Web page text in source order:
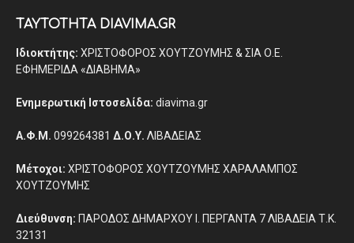
ΤΑΥΤΟΤΗΤΑ DIAVIMA.GR
Ιδιοκτήτης: ΧΡΙΣΤΟΦΟΡΟΣ ΧΟΥΤΖΟΥΜΗΣ & ΣΙΑ Ο.Ε.
ΕΦΗΜΕΡΙΔΑ «ΔΙΑΒΗΜΑ»
Ενημερωτική Ιστοσελίδα: diavima.gr
Α.Φ.Μ. 099264381 Δ.Ο.Υ. ΛΙΒΑΔΕΙΑΣ
Μέτοχοι: ΧΡΙΣΤΟΦΟΡΟΣ ΧΟΥΤΖΟΥΜΗΣ ΧΑΡΑΛΑΜΠΟΣ
ΧΟΥΤΖΟΥΜΗΣ
Διεύθυνση: ΠΑΡΟΔΟΣ ΔΗΜΑΡΧΟΥ Ι. ΠΕΡΓΑΝΤΑ 7 ΛΙΒΑΔΕΙΑ Τ.Κ.
32131